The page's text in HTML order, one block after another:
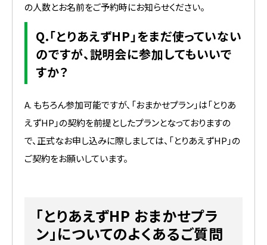
の人数とお名前をご予約時にお知らせください。
Q.「とりあえずHP」をまだ使っていない
のですが、説明会に参加してもいいで
すか？
A. もちろん参加可能ですが、「おまかせプラン」は「とりあ
えずHP」の契約を前提としたプランとなっておりますの
で、正式なお申し込みに際しましては、「とりあえずHP」の
ご契約をお願いしています。
「とりあえずHP おまかせプラ
ン」についてのよくあるご質問